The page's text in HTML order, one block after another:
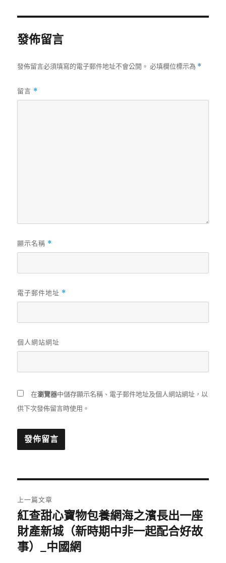
發佈留言
發佈留言必須填寫的電子郵件地址不會公開。 必填欄位標示為 *
留言 *
顯示名稱 *
電子郵件地址 *
個人網站網址
在瀏覽器中儲存顯示名稱、電子郵件地址及個人網站網址，以
供下次發佈留言時使用。
章
導
覽
上一篇文章
上
一
篇
紅查甜心寶物包養網海之濱長出一座
財產新城（新時期中非一起配合好故
事）_中國網